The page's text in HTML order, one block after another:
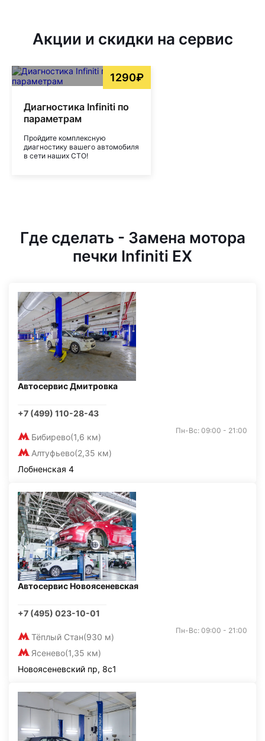
Акции и скидки на сервис
1290₽
Диагностика Infiniti по
параметрам
Пройдите комплексную
диагностику вашего автомобиля
в сети наших СТО!
Где сделать - Замена мотора
печки Infiniti EX
Автосервис Дмитровка
+7 (499) 110-28-43
Бибирево(1,6 км)
Алтуфьево(2,35 км)
Пн-Вс: 09:00 - 21:00
Лобненская 4
Автосервис Новоясеневская
+7 (495) 023-10-01
Тёплый Стан(930 м)
Ясенево(1,35 км)
Пн-Вс: 09:00 - 21:00
Новоясеневский пр, 8с1